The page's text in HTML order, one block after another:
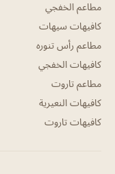
مطاعم الخفجي
كافيهات سيهات
مطاعم رأس تنوره
كافيهات الخفجي
مطاعم تاروت
كافيهات النعيرية
كافيهات تاروت